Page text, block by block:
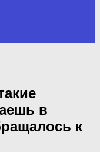
в
к